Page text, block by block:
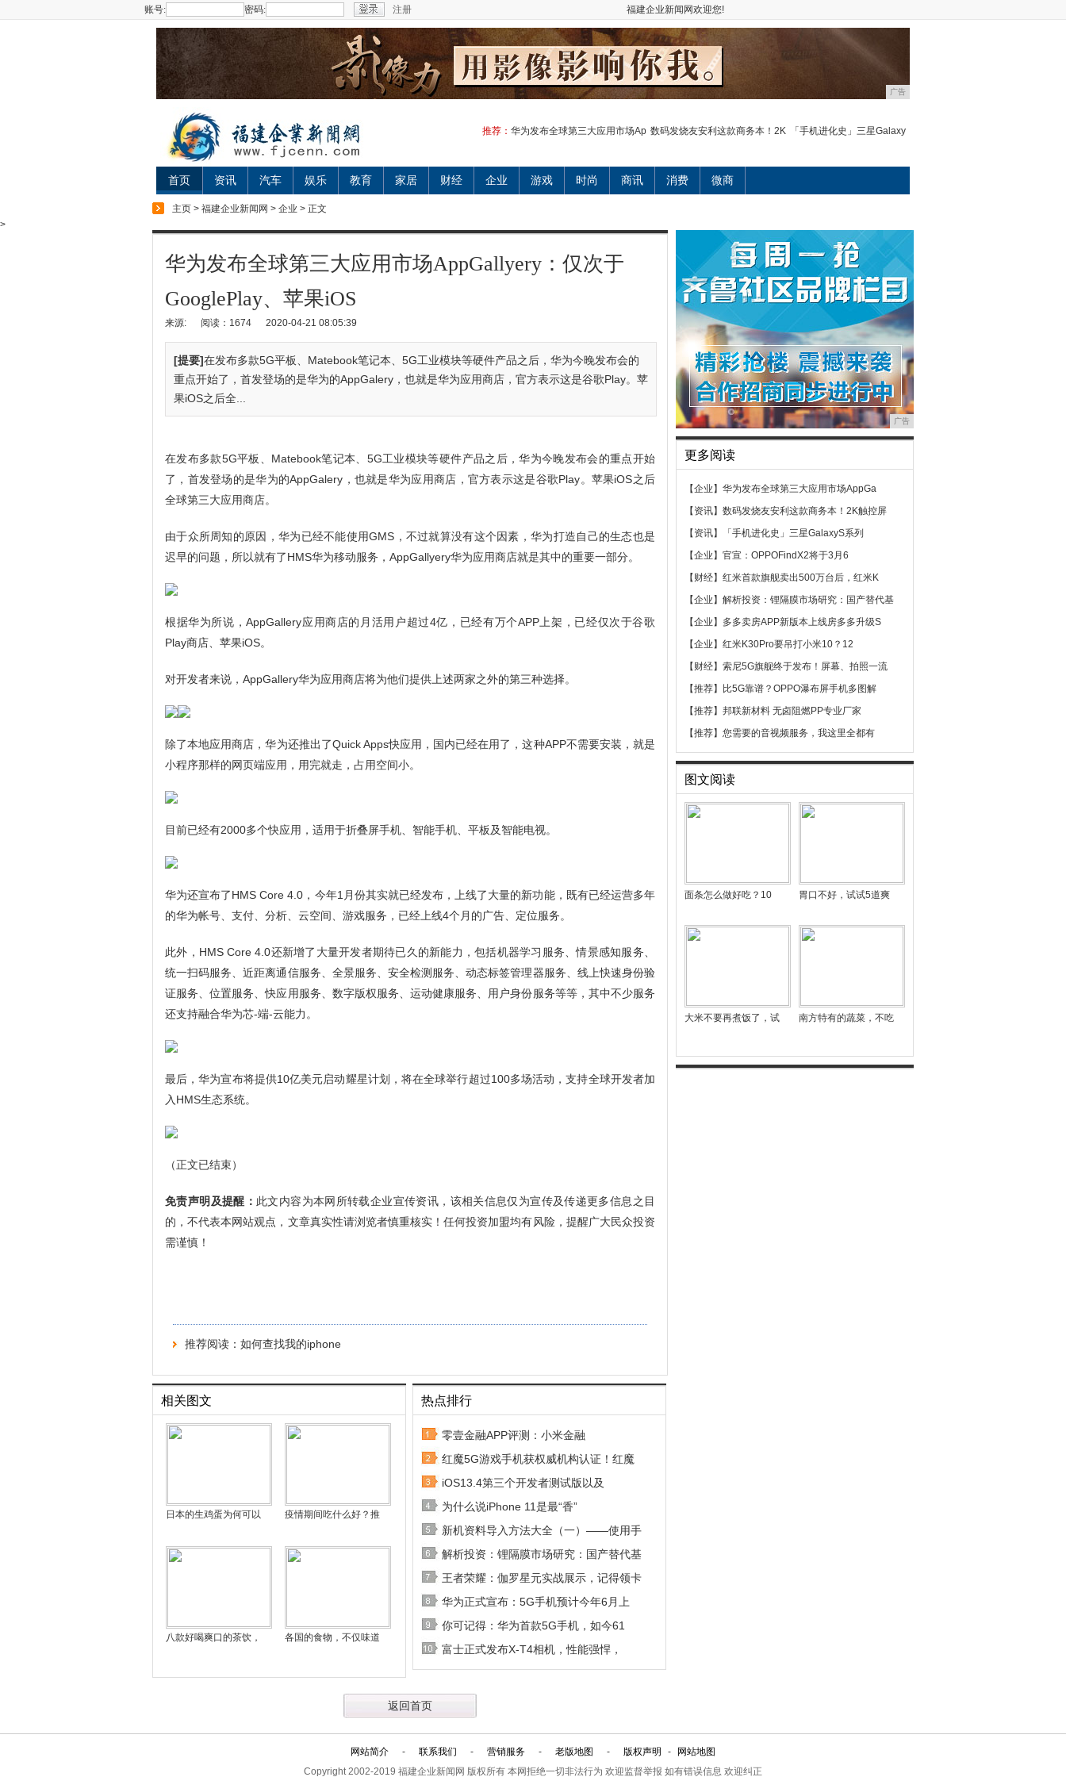
账号: 密码: 注册 福建企业新闻网欢迎您!
广告
推荐： 华为发布全球第三大应用市场Ap 数码发烧友安利这款商务本！2K 「手机进化史」三星Galaxy
首页 资讯 汽车 娱乐 教育 家居 财经 企业 游戏 时尚 商讯 消费 微商
主页 > 福建企业新闻网 > 企业 > 正文
>
华为发布全球第三大应用市场AppGallyery：仅次于
GooglePlay、苹果iOS
来源: 阅读：1674 2020-04-21 08:05:39
[提要]在发布多款5G平板、Matebook笔记本、5G工业模块等硬件产品之后，华为今晚发布会的
重点开始了，首发登场的是华为的AppGalery，也就是华为应用商店，官方表示这是谷歌Play。苹
果iOS之后全...
在发布多款5G平板、Matebook笔记本、5G工业模块等硬件产品之后，华为今晚发布会的重点开始
了，首发登场的是华为的AppGalery，也就是华为应用商店，官方表示这是谷歌Play。苹果iOS之后
全球第三大应用商店。
由于众所周知的原因，华为已经不能使用GMS，不过就算没有这个因素，华为打造自己的生态也是
迟早的问题，所以就有了HMS华为移动服务，AppGallyery华为应用商店就是其中的重要一部分。
根据华为所说，AppGallery应用商店的月活用户超过4亿，已经有万个APP上架，已经仅次于谷歌
Play商店、苹果iOS。
对开发者来说，AppGallery华为应用商店将为他们提供上述两家之外的第三种选择。
除了本地应用商店，华为还推出了Quick Apps快应用，国内已经在用了，这种APP不需要安装，就是
小程序那样的网页端应用，用完就走，占用空间小。
目前已经有2000多个快应用，适用于折叠屏手机、智能手机、平板及智能电视。
华为还宣布了HMS Core 4.0，今年1月份其实就已经发布，上线了大量的新功能，既有已经运营多年
的华为帐号、支付、分析、云空间、游戏服务，已经上线4个月的广告、定位服务。
此外，HMS Core 4.0还新增了大量开发者期待已久的新能力，包括机器学习服务、情景感知服务、
统一扫码服务、近距离通信服务、全景服务、安全检测服务、动态标签管理器服务、线上快速身份验
证服务、位置服务、快应用服务、数字版权服务、运动健康服务、用户身份服务等等，其中不少服务
还支持融合华为芯-端-云能力。
最后，华为宣布将提供10亿美元启动耀星计划，将在全球举行超过100多场活动，支持全球开发者加
入HMS生态系统。
（正文已结束）
免责声明及提醒： 此文内容为本网所转载企业宣传资讯，该相关信息仅为宣传及传递更多信息之目
的，不代表本网站观点，文章真实性请浏览者慎重核实！任何投资加盟均有风险，提醒广大民众投资
需谨慎！
推荐阅读： 如何查找我的iphone
相关图文
日本的生鸡蛋为何可以 疫情期间吃什么好？推
八款好喝爽口的茶饮， 各国的食物，不仅味道
热点排行
零壹金融APP评测：小米金融
红魔5G游戏手机获权威机构认证！红魔
iOS13.4第三个开发者测试版以及
为什么说iPhone 11是最“香”
新机资料导入方法大全（一）——使用手
解析投资：锂隔膜市场研究：国产替代基
王者荣耀：伽罗星元实战展示，记得领卡
华为正式宣布：5G手机预计今年6月上
你可记得：华为首款5G手机，如今61
富士正式发布X-T4相机，性能强悍，
返回首页
广告
更多阅读
【企业】 华为发布全球第三大应用市场AppGa
【资讯】 数码发烧友安利这款商务本！2K触控屏
【资讯】
「手机进化史」三星GalaxyS系列
【企业】 官宣：OPPOFindX2将于3月6
【财经】 红米首款旗舰卖出500万台后，红米K
【企业】 解析投资：锂隔膜市场研究：国产替代基
【企业】 多多卖房APP新版本上线房多多升级S
【企业】 红米K30Pro要吊打小米10？12
【财经】 索尼5G旗舰终于发布！屏幕、拍照一流
【推荐】
比5G靠谱？OPPO瀑布屏手机多图解
【推荐】 邦联新材料 无卤阻燃PP专业厂家
【推荐】 您需要的音视频服务，我这里全都有
图文阅读
面条怎么做好吃？10 胃口不好，试试5道爽
大米不要再煮饭了，试 南方特有的蔬菜，不吃
网站简介 - 联系我们 - 营销服务 - 老版地图 - 版权声明 -
网站地图
Copyright 2002-2019 福建企业新闻网 版权所有 本网拒绝一切非法行为 欢迎监督举报 如有错误信息 欢迎纠正